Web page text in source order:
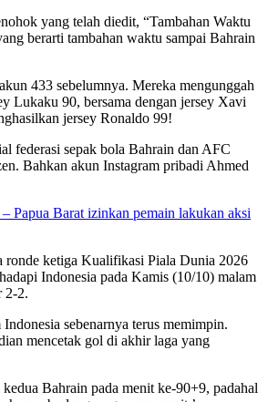
yang telah diedit, “Tambahan Waktu
berarti tambahan waktu sampai Bahrain
433 sebelumnya. Mereka mengunggah
Lukaku 90, bersama dengan jersey Xavi
jersey Ronaldo 99!
federasi sepak bola Bahrain dan AFC
Bahkan akun Instagram pribadi Ahmed
– Papua Barat izinkan pemain lakukan aksi
ronde ketiga Kualifikasi Piala Dunia 2026
Indonesia pada Kamis (10/10) malam
2-2.
sebenarnya terus memimpin.
mencetak gol di akhir laga yang
Bahrain pada menit ke-90+9, padahal